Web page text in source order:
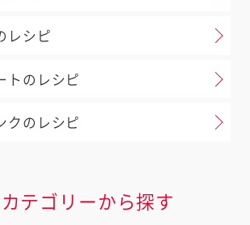
レシピ
トのレシピ
クのレシピ
テゴリーから探す